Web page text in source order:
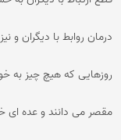
درمان روابط با دیگران
روزهایی که هیچ چیز به
مقصر می دانند و عده ای